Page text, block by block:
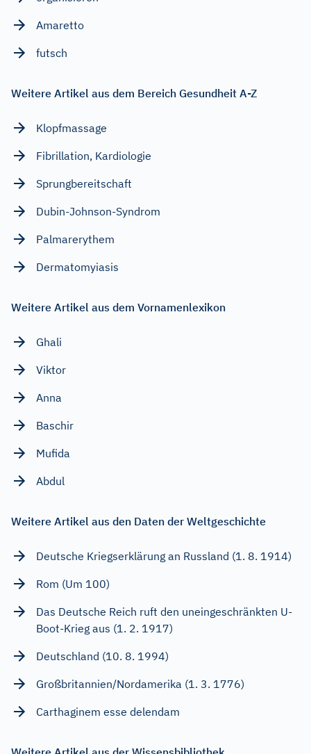
Amaretto
futsch
Weitere Artikel aus dem Bereich Gesundheit A-Z
Klopfmassage
Fibrillation, Kardiologie
Sprungbereitschaft
Dubin-Johnson-Syndrom
Palmarerythem
Dermatomyiasis
Weitere Artikel aus dem Vornamenlexikon
Ghali
Viktor
Anna
Baschir
Mufida
Abdul
Weitere Artikel aus den Daten der Weltgeschichte
Deutsche Kriegserklärung an Russland (1. 8. 1914)
Rom (Um 100)
Das Deutsche Reich ruft den uneingeschränkten U-
Boot-Krieg aus (1. 2. 1917)
Deutschland (10. 8. 1994)
Großbritannien/Nordamerika (1. 3. 1776)
Carthaginem esse delendam